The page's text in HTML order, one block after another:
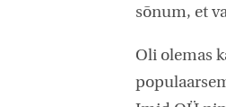
sõnum, et
Oli olemas